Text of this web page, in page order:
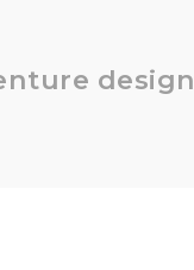
design